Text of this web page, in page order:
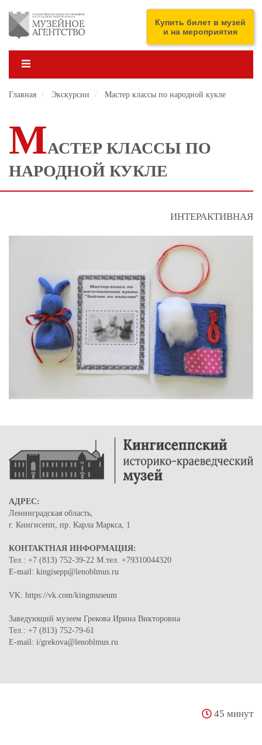
основному
содержанию
ENG
Купить билет в музей
и на мероприятия
Главная Экскурсии Мастер классы по народной кукле
МАСТЕР КЛАССЫ ПО
НАРОДНОЙ КУКЛЕ
ИНТЕРАКТИВНАЯ
АДРЕС:
Ленинградская область,
г. Кингисепп, пр. Карла Маркса, 1
КОНТАКТНАЯ ИНФОРМАЦИЯ:
Тел.: +7 (813) 752-39-22 М.тел. +79310044320
E-mail: kingisepp@lenoblmus.ru
VK: https://vk.com/kingmuseum
Заведующий музеем Грекова Ирина Викторовна
Тел.: +7 (813) 752-79-61
E-mail: i/grekova@lenoblmus.ru
45 минут